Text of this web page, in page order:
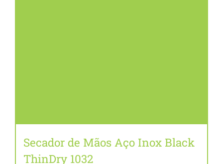
Secador de Mãos Aço Inox Black
ThinDry 1032